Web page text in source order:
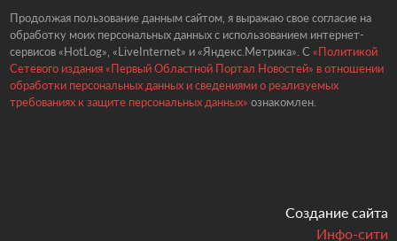
Продолжая пользование данным сайтом, я выражаю свое согласие на
обработку моих персональных данных с использованием интернет-
сервисов «HotLog», «LiveInternet» и «Яндекс.Метрика». С «Политикой
Сетевого издания «Первый Областной Портал Новостей» в отношении
обработки персональных данных и сведениями о реализуемых
требованиях к защите персональных данных» ознакомлен.
Создание сайта
Инфо-сити